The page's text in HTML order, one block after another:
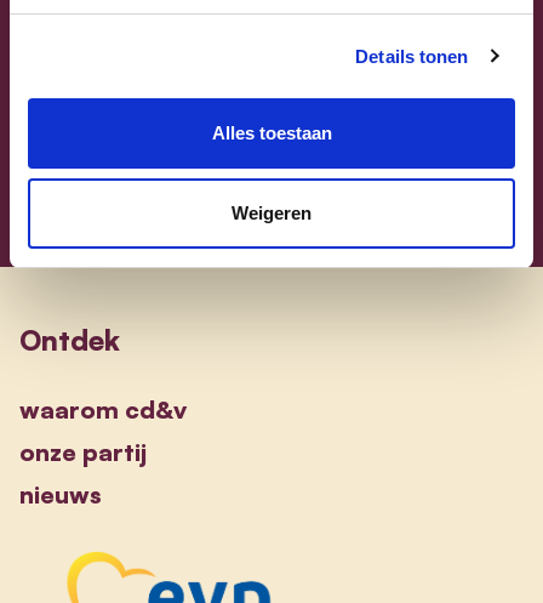
Details tonen
Alles toestaan
Weigeren
Vlaams-Brabant | Federaal Parlement
Sammy Mahdi
Ontdek
waarom cd&v
onze partij
nieuws